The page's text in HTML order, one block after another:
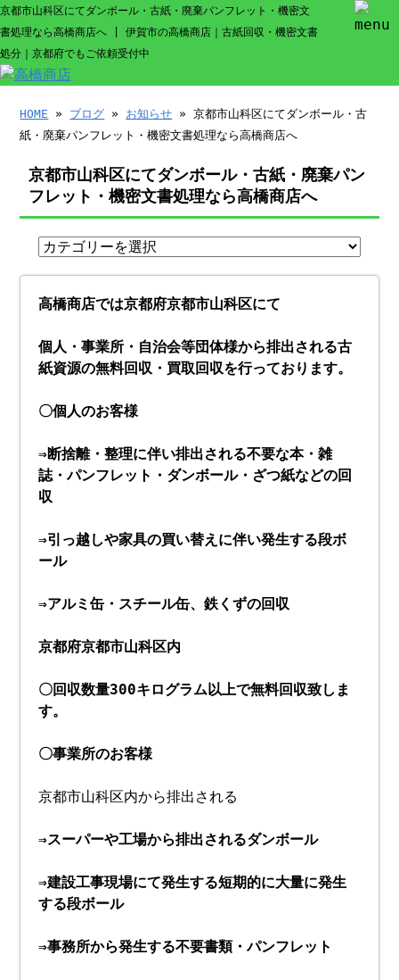
京都市山科区にてダンボール・古紙・廃棄パンフレット・機密文
書処理なら高橋商店へ | 伊賀市の高橋商店｜古紙回収・機密文書
処分｜京都府でもご依頼受付中
HOME » ブログ » お知らせ » 京都市山科区にてダンボール・古
紙・廃棄パンフレット・機密文書処理なら高橋商店へ
京都市山科区にてダンボール・古紙・廃棄パン
フレット・機密文書処理なら高橋商店へ
高橋商店では京都府京都市山科区にて
個人・事業所・自治会等団体様から排出される古
紙資源の無料回収・買取回収を行っております。
〇個人のお客様
⇒断捨離・整理に伴い排出される不要な本・雑
誌・パンフレット・ダンボール・ざつ紙などの回
収
⇒引っ越しや家具の買い替えに伴い発生する段ボ
ール
⇒アルミ缶・スチール缶、鉄くずの回収
京都府京都市山科区内
〇回収数量300キログラム以上で無料回収致しま
す。
〇事業所のお客様
京都市山科区内から排出される
⇒スーパーや工場から排出されるダンボール
⇒建設工事現場にて発生する短期的に大量に発生
する段ボール
⇒事務所から発生する不要書類・パンフレット